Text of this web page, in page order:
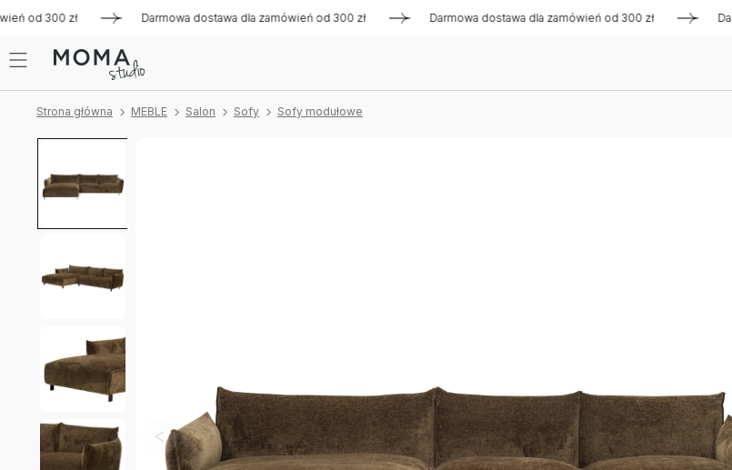
od 300 zł Darmowa dostawa dla zamówień od 300 zł Darmowa dostawa dla zamówień od 300 zł
Strona główna MEBLE Salon Sofy Sofy modułowe